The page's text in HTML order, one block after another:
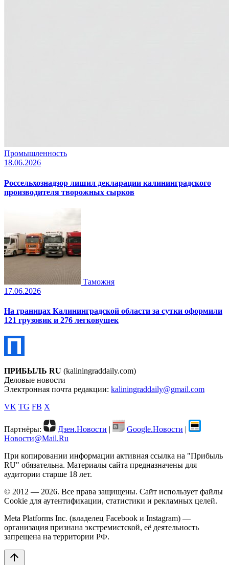
Промышленность
18.06.2026
Россельхознадзор лишил декларации калининградского
производителя творожных сырков
Таможня
17.06.2026
На границах Калининградской области за сутки оформили
121 грузовик и 276 легковушек
ПРИБЫЛЬ RU (kaliningraddaily.com)
Деловые новости
Электронная почта редакции: kaliningraddaily@gmail.com
VK TG FB X
Партнёры: Дзен.Новости | Google.Новости |
Новости@Mail.Ru
При копировании информации активная ссылка на "Прибыль
RU" обязательна. Материалы сайта предназначены для
аудитории старше 18 лет.
© 2012 — 2026. Все права защищены. Сайт использует файлы
Cookie для аутентификации, статистики и рекламных целей.
Meta Platforms Inc. (владелец Facebook и Instagram) —
организация признана экстремистской, её деятельность
запрещена на территории РФ.
arrow_upward